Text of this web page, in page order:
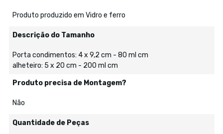
Produto produzido em Vidro e ferro
Descrição do Tamanho
Porta condimentos: 4 x 9,2 cm - 80 ml cm
alheteiro: 5 x 20 cm - 200 ml cm
Produto precisa de Montagem?
Não
Quantidade de Peças